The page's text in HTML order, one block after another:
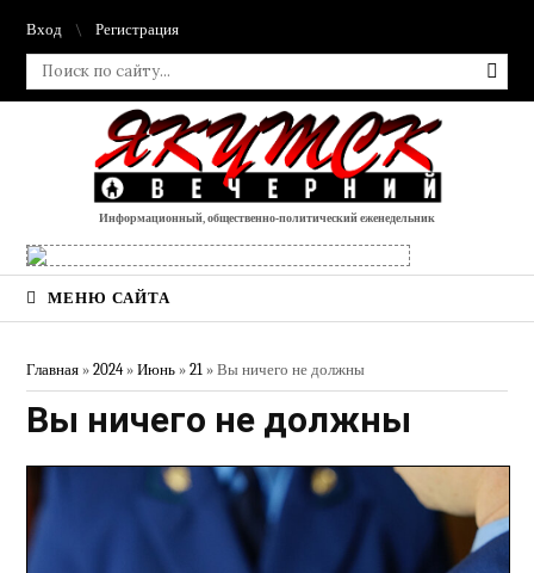
Вход Регистрация
Информационный, общественно-политический еженедельник
МЕНЮ САЙТА
Главная »2024 » Июнь » 21 » Вы ничего не должны
Вы ничего не должны